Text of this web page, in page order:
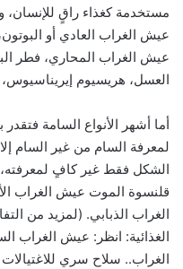
مستخدمة كغذاء راقٍ للإنسان،
عيش الغراب العادي أو
عيش الغراب المحاري، فطر
العسل، هريسيوم إيريناسيوس،
أما أشهر الأنواع السامة
لمعرفة السام من غير السام إلا
الشكل فقط غير كافٍ لمعرفته،
قلنسوة الموت عيش الغراب
الغراب الذبابي. (لمزيد من
الغذائية: انظر: عيش الغراب
الغراب.. سلاح سري للاغتيالات